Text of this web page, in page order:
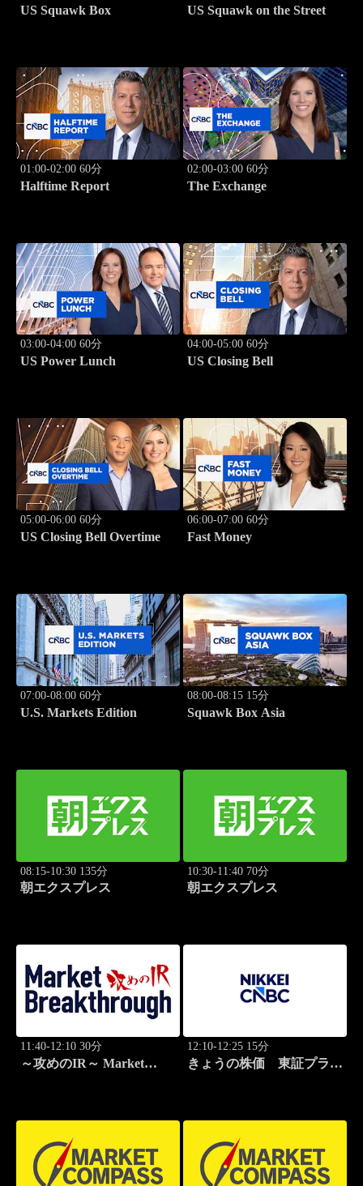
US Squawk Box US Squawk on the Street
01:00-02:00 60分
Halftime Report
02:00-03:00 60分
The Exchange
03:00-04:00 60分
US Power Lunch
04:00-05:00 60分
US Closing Bell
05:00-06:00 60分
US Closing Bell Overtime
06:00-07:00 60分
Fast Money
07:00-08:00 60分
U.S. Markets Edition
08:00-08:15 15分
Squawk Box Asia
08:15-10:30 135分
朝エクスプレス
10:30-11:40 70分
朝エクスプレス
11:40-12:10 30分
～攻めのIR～ Market
12:10-12:25 15分
きょうの株価 東証プライ